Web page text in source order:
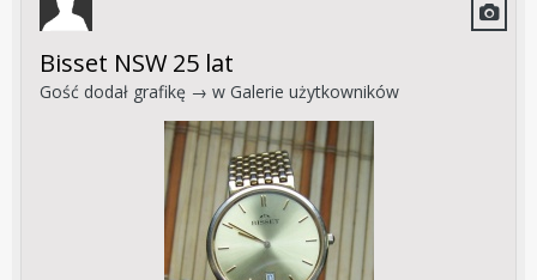
Bisset NSW 25 lat
Gość dodał grafikę → w Galerie użytkowników